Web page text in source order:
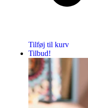
Tilføj til kurv
Tilbud!